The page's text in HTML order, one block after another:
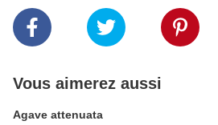
Vous aimerez aussi
Agave attenuata